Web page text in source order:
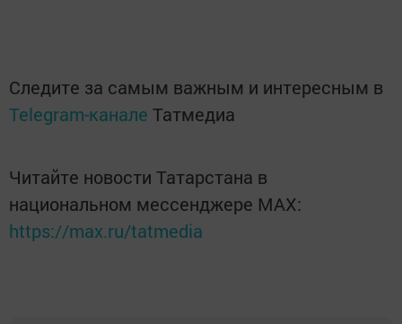
Следите за самым важным и интересным в
Telegram-канале Татмедиа
Читайте новости Татарстана в
национальном мессенджере MАХ:
https://max.ru/tatmedia